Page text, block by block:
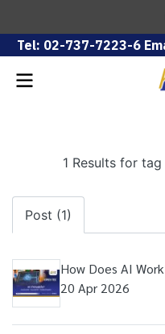
Tel: 02-737-7223-6
1 Results for
Post (1)
How Does AI
20 Apr 2026